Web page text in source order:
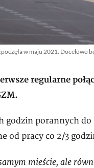
w maju 2021. Docelowo
regularne
godzin porannych
od pracy co 2/3
mieście, ale